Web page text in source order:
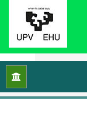
Inicio